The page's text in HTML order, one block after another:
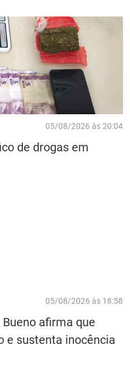
05/08/2026 às 20:04
de drogas em
05/08/2026 às 18:58
afirma que
e sustenta inocência